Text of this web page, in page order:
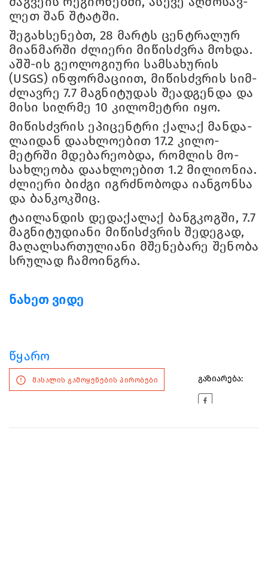
ლეთ შან შტატ­ში.
შე­გახ­სე­ნებთ, 28 მარტს ცენ­ტრა­ლურ
მი­ან­მარ­ში ძლი­ე­რი მი­წისძვრა მოხ­და.
აშშ-ის გე­ო­ლო­გი­უ­რი სამ­სა­ხუ­რის
(USGS) ინ­ფორ­მა­ცი­ით, მი­წისძვრის სიმ­
ძლავ­რე 7.7 მაგ­ნი­ტუ­დას შე­ად­გენ­და და
მისი სიღ­რმე 10 კი­ლო­მეტ­რი იყო.
მი­წისძვრის ეპი­ცენ­ტრი ქა­ლაქ მან­და­
ლა­ი­დან და­ახ­ლო­ე­ბით 17.2 კი­ლო­
მეტრში მდე­ბა­რე­ობ­და, რომ­ლის მო­
სახ­ლე­ო­ბა და­ახ­ლო­ე­ბით 1.2 მი­ლი­ო­ნია.
ძლი­ე­რი ბიძ­გი იგ­რძნო­ბო­და იან­გონ­სა
და ბან­კოკ­შიც.
ტა­ი­ლან­დის დე­და­ქა­ლაქ ბანგკოგ­ში, 7.7
მაგ­ნი­ტუ­დი­ა­ნი მი­წისძვრის შე­დე­გად,
მა­ღალ­სარ­თუ­ლი­ა­ნი მშე­ნე­ბა­რე შე­ნო­ბა
სრუ­ლად ჩა­მო­ინ­გრა.
ნახეთ ვიდე
წყა­რო
მასალის გამოყენების პირობები გაზიარება: